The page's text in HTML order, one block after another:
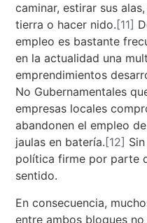
caminar, estirar sus
tierra o hacer nido. [11]
empleo es bastante
en la actualidad una
emprendimientos
No Gubernamentales
empresas locales
abandonen el empleo
jaulas en batería. [12]
política firme por parte
sentido.
En consecuencia,
entre ambos bloques